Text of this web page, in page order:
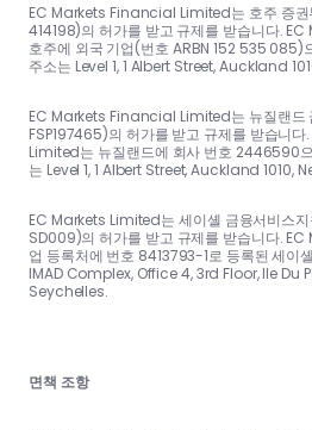
EC Markets Financial Limited는 호주 증권
414198)의 허가를 받고 규제를 받습니다.
호주에 외국 기업(번호 ARBN 152 535 085)
주소는 Level 1, 1 Albert Street, Auckland
EC Markets Financial Limited는 뉴질랜드
FSP197465)의 허가를 받고 규제를 받습니
Limited는 뉴질랜드에 회사 번호 2446590
는 Level 1, 1 Albert Street, Auckland 1010,
EC Markets Limited는 세이셸 금융서비스지
SD009)의 허가를 받고 규제를 받습니다.
업 등록처에 번호 8413793-1로 등록된 세이
IMAD Complex, Office 4, 3rd Floor, Ile Du
Seychelles.
면책 조항